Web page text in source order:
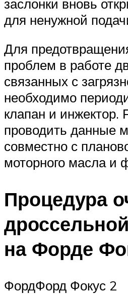
заслонки вновь
для ненужной
Для
проблем в работе
связанных с
необходимо
клапан и инжектор.
проводить данные
совместно с
моторного масла и
Процедура
на Форде
ФордФорд Фокус 2